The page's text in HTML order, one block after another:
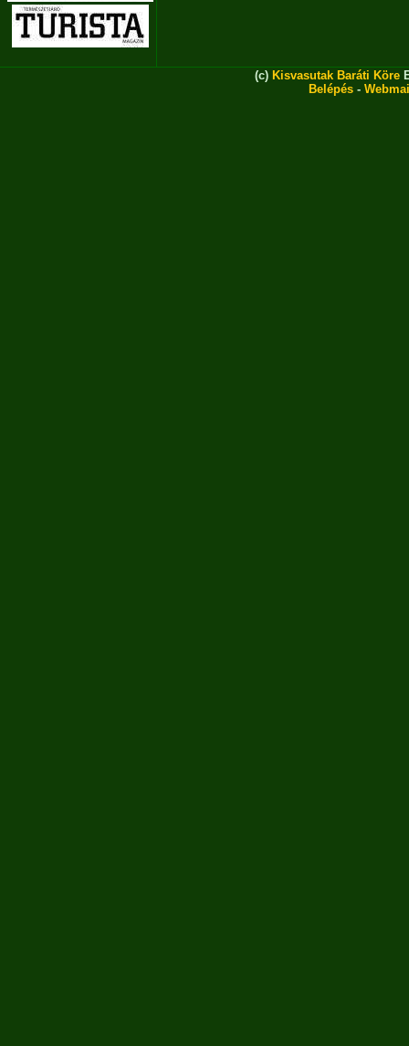
(c) Kisvasutak Baráti Köre
Belépés -